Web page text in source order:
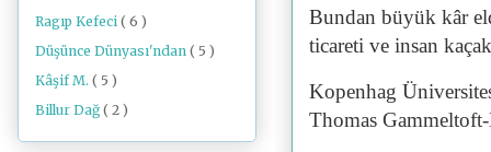
Bundan büyük kâr
ticareti ve insan
Kopenhag
Thomas
Ragıp Kefeci ( 6 )
Düşünce Dünyası'ndan ( 5 )
Kâşif M. ( 5 )
Billur Dağ ( 2 )